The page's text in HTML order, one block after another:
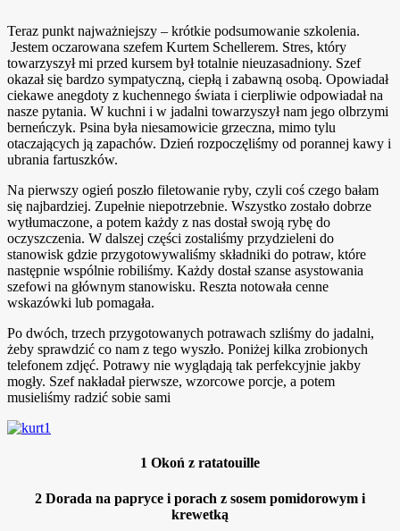
Teraz punkt najważniejszy – krótkie podsumowanie szkolenia.
Jestem oczarowana szefem Kurtem Schellerem. Stres, który
towarzyszył mi przed kursem był totalnie nieuzasadniony. Szef
okazał się bardzo sympatyczną, ciepłą i zabawną osobą. Opowiadał
ciekawe anegdoty z kuchennego świata i cierpliwie odpowiadał na
nasze pytania. W kuchni i w jadalni towarzyszył nam jego olbrzymi
berneńczyk. Psina była niesamowicie grzeczna, mimo tylu
otaczających ją zapachów. Dzień rozpoczęliśmy od porannej kawy i
ubrania fartuszków.
Na pierwszy ogień poszło filetowanie ryby, czyli coś czego bałam
się najbardziej. Zupełnie niepotrzebnie. Wszystko zostało dobrze
wytłumaczone, a potem każdy z nas dostał swoją rybę do
oczyszczenia. W dalszej części zostaliśmy przydzieleni do
stanowisk gdzie przygotowywaliśmy składniki do potraw, które
następnie wspólnie robiliśmy. Każdy dostał szanse asystowania
szefowi na głównym stanowisku. Reszta notowała cenne
wskazówki lub pomagała.
Po dwóch, trzech przygotowanych potrawach szliśmy do jadalni,
żeby sprawdzić co nam z tego wyszło. Poniżej kilka zrobionych
telefonem zdjęć. Potrawy nie wyglądają tak perfekcyjnie jakby
mogły. Szef nakładał pierwsze, wzorcowe porcje, a potem
musieliśmy radzić sobie sami
1 Okoń z ratatouille
2 Dorada na papryce i porach z sosem pomidorowym i
krewetką